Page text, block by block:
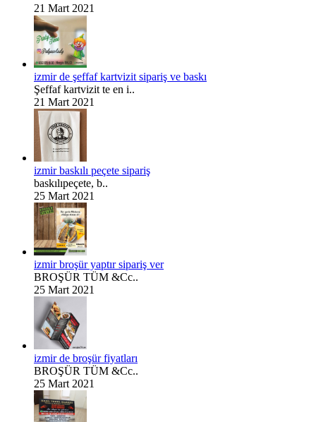
21 Mart 2021
izmir de şeffaf kartvizit sipariş ve baskı
Şeffaf kartvizit te en i..
21 Mart 2021
izmir baskılı peçete sipariş
baskılıpeçete, b..
25 Mart 2021
izmir broşür yaptır sipariş ver
BROŞÜR TÜM &Cc..
25 Mart 2021
izmir de broşür fiyatları
BROŞÜR TÜM &Cc..
25 Mart 2021